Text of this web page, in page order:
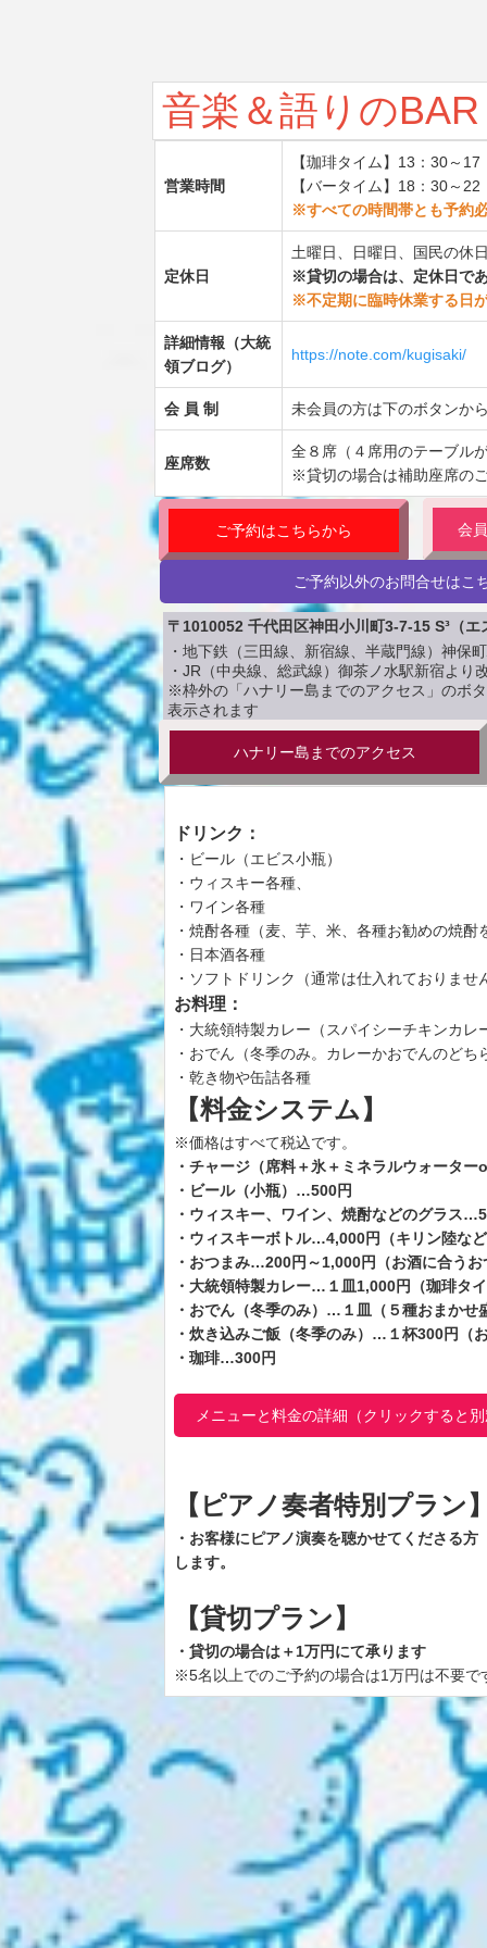
営業時間
【珈琲タイム】13：30～
【バータイム】18：30～
※すべての時間帯とも予約
定休日
土曜日、日曜日、国民の休
※貸切の場合は、定休日で
※不定期に臨時休業する日
詳細情報（大統
領ブログ）
https://note.com/kugisaki/
会 員 制 未会員の方は下のボタンか
座席数
全８席（４席用のテーブル
※貸切の場合は補助座席の
〒1010052 千代田区神田小川町3-7-15 S³（
・地下鉄（三田線、新宿線、半蔵門線）神保
・JR（中央線、総武線）御茶ノ水駅新宿より
※枠外の「ハナリー島までのアクセス」のボ
表示されます
Google Mapsで表示
ご予約はこちらから
ハナリー島までのアクセス
会
音楽＆語りの
ドリンク：
・ビール（エビス小瓶）
・ウィスキー各種、
・ワイン各種
・焼酎各種（麦、芋、米、各種お勧めの焼酎
・日本酒各種
・ソフトドリンク（通常は仕入れておりま
お料理：
・大統領特製カレー（スパイシーチキンカ
・おでん（冬季のみ。カレーかおでんのど
・乾き物や缶詰各種
【料金システム】
※価格はすべて税込です。
・チャージ（席料＋氷＋ミネラルウォータ
・ビール（小瓶）…500円
・ウィスキー、ワイン、焼酎などのグラ
・ウィスキーボトル…4,000円（キリン陸な
・おつまみ…200円～1,000円（お酒に合う
・大統領特製カレー…１皿1,000円（珈琲タ
・おでん（冬季のみ）…１皿（５種おまかせ
・炊き込みご飯（冬季のみ）…１杯300円（
・珈琲…300円
メニューと料金の詳細（クリックすると
【ピアノ奏者特別プラン
・お客様にピアノ演奏を聴かせてくださる
します。
【貸切プラン】
・貸切の場合は＋1万円にて承ります
※5名以上でのご予約の場合は1万円は不要で
ご予約以外のお問合せはこ